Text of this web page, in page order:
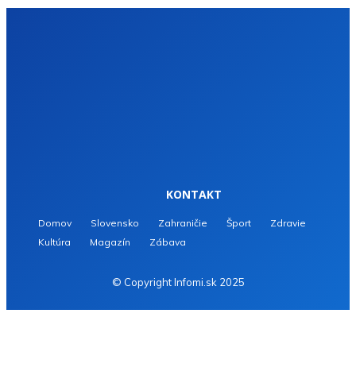
KONTAKT
Domov Slovensko Zahraničie Šport
Zdravie
Kultúra
Magazín Zábava
© Copyright Infomi.sk 2025